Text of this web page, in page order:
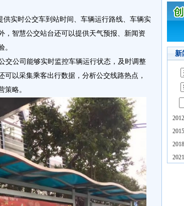
实时公交车到站时间、车辆运行路线、车辆实
，智慧公交站台还可以提供天气预报、新闻资
。
交公司能够实时监控车辆运行状态，及时调整
以采集乘客出行数据，分析公交线路热点，
策略。
新